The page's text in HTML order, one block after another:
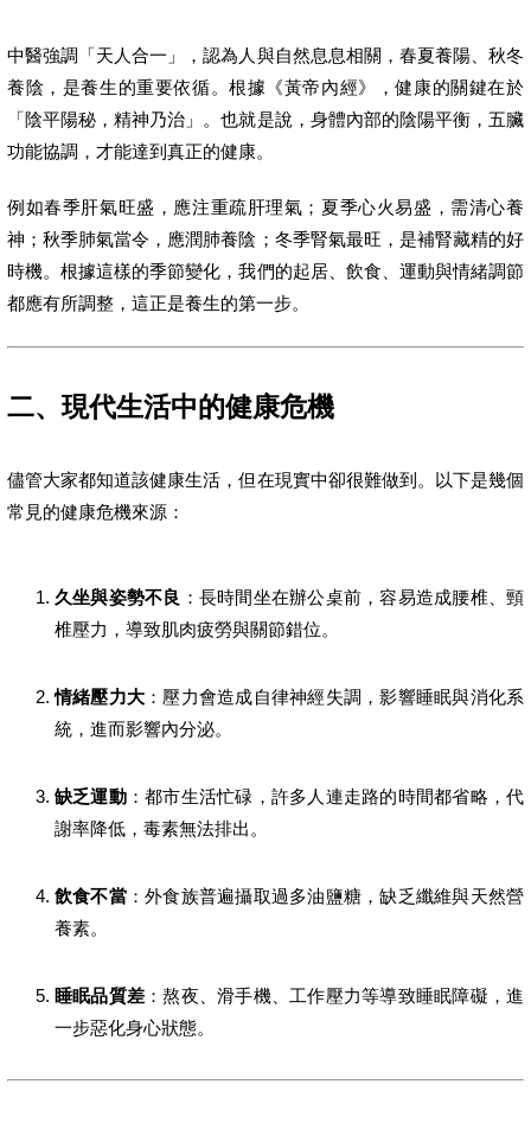
中醫強調「天人合一」，認為人與自然息息相關，春夏養陽、秋冬
養陰，是養生的重要依循。根據《黃帝內經》，健康的關鍵在於
「陰平陽秘，精神乃治」。也就是說，身體內部的陰陽平衡，五臟
功能協調，才能達到真正的健康。
例如春季肝氣旺盛，應注重疏肝理氣；夏季心火易盛，需清心養
神；秋季肺氣當令，應潤肺養陰；冬季腎氣最旺，是補腎藏精的好
時機。根據這樣的季節變化，我們的起居、飲食、運動與情緒調節
都應有所調整，這正是養生的第一步。
二、現代生活中的健康危機
儘管大家都知道該健康生活，但在現實中卻很難做到。以下是幾個
常見的健康危機來源：
久坐與姿勢不良 ：長時間坐在辦公桌前，容易造成腰椎、頸
椎壓力，導致肌肉疲勞與關節錯位。
情緒壓力大 ：壓力會造成自律神經失調，影響睡眠與消化系
統，進而影響內分泌。
缺乏運動：都市生活忙碌，許多人連走路的時間都省略，代
謝率降低，毒素無法排出。
飲食不當：外食族普遍攝取過多油鹽糖，缺乏纖維與天然營
養素。
睡眠品質差 ：熬夜、滑手機、工作壓力等導致睡眠障礙，進
一步惡化身心狀態。